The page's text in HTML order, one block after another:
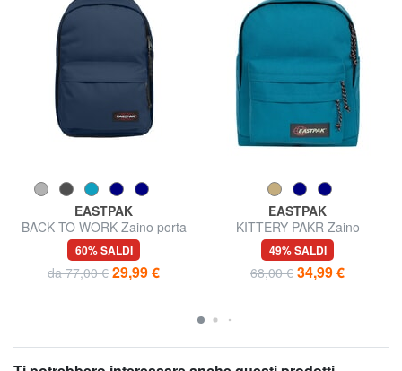
EASTPAK
BACK TO WORK Zaino porta
PC 15"
60% SALDI
da 77,00 € 29,99 €
EASTPAK
KITTERY PAKR Zaino
portatablet
49% SALDI
68,00 € 34,99 €